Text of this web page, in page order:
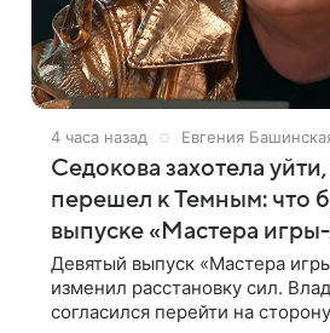
4 часа назад Евгения
Седокова захотела
перешел к Темным: что
выпуске «Мастера
Девятый выпуск «Мастера
изменил расстановку сил.
согласился перейти на